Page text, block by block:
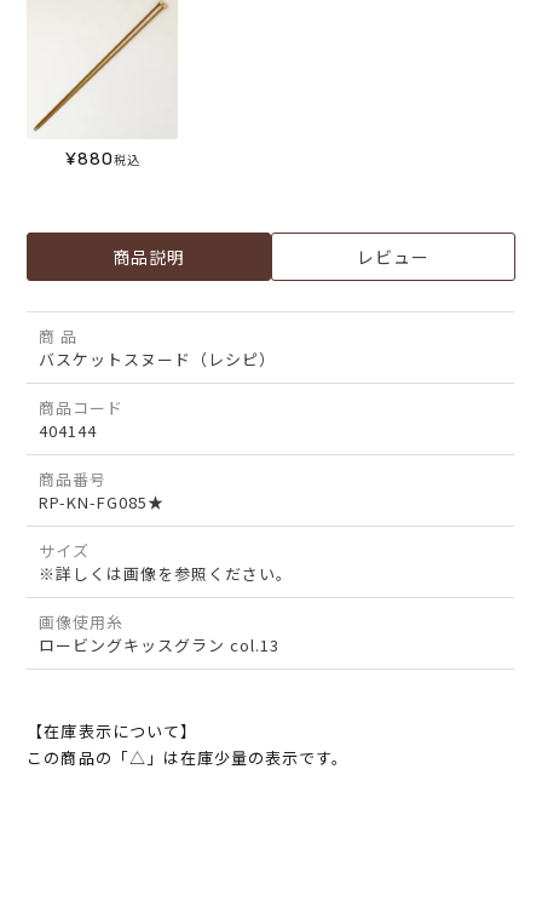
¥880税込
商品説明 レビュー
商 品
バスケットスヌード（レシピ）
商品コード
404144
商品番号
RP-KN-FG085★
サイズ
※詳しくは画像を参照ください。
画像使用糸
ロービングキッスグラン col.13
【在庫表示について】
この商品の「△」は在庫少量の表示です。